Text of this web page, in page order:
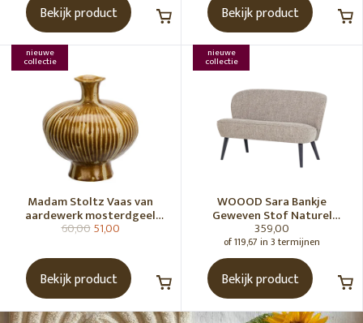
Bekijk product Bekijk product
nieuwe
collectie
Madam Stoltz Vaas van
aardewerk mosterdgeel
naturel
60,0051,00
Bekijk product
nieuwe
collectie
WOOOD Sara Bankje
Geweven Stof Naturel
Melange [Fsc]
359,00
of 119,67 in 3 termijnen
Bekijk product